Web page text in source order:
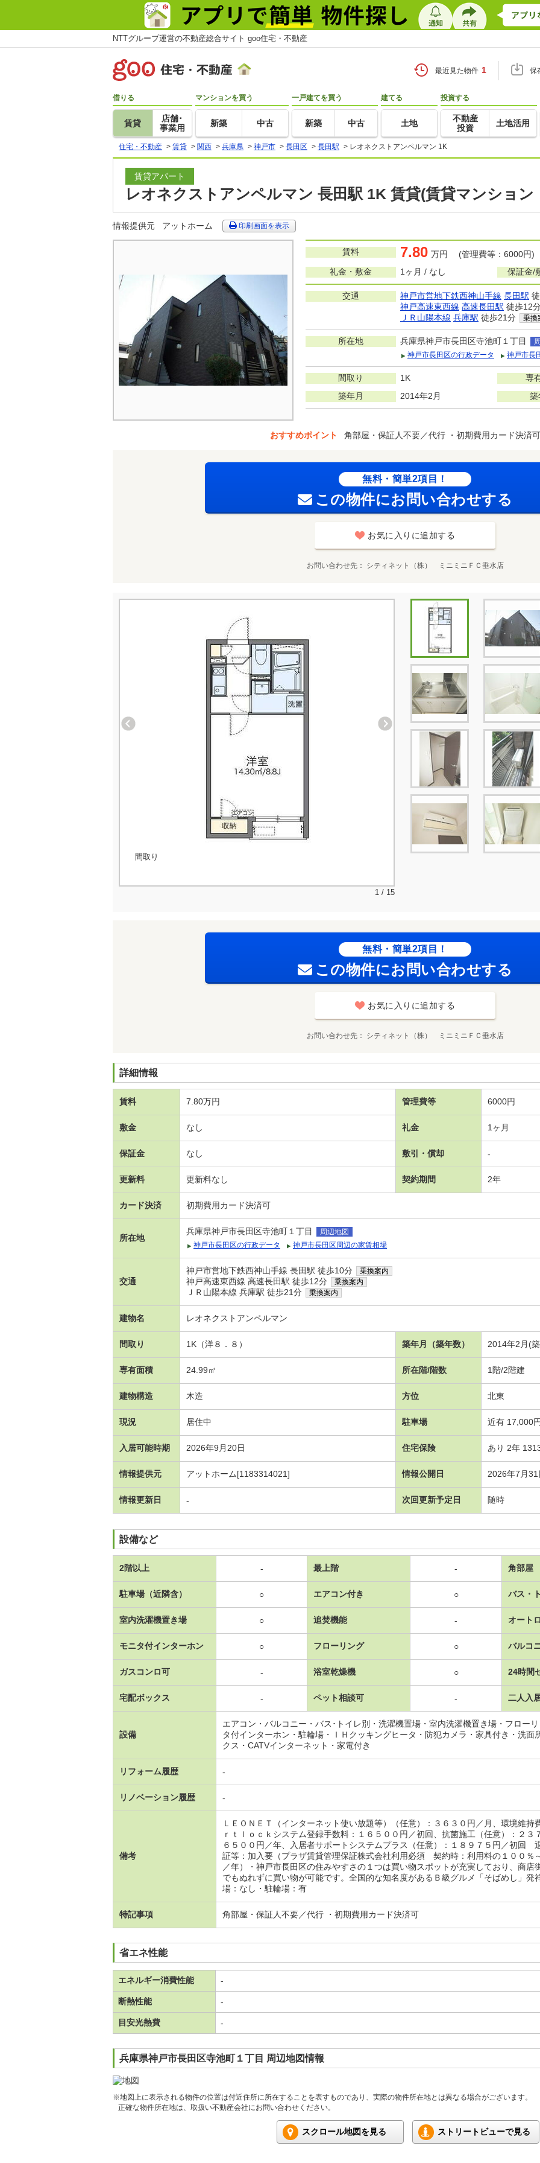
NTTグループ運営の不動産総合サイト goo住宅・不動産
最近見た物件 1 保
借りる
賃貸
店舗･
事業用
マンションを買う
新築 中古
一戸建てを買う
新築 中古
建てる
土地
投資する
不動産
投資
土地活用
住宅・不動産 > 賃貸 > 関西 > 兵庫県 > 神戸市 > 長田区 > 長田駅 > レオネクストアンペルマン 1K
賃貸アパート
レオネクストアンペルマン 長田駅 1K 賃貸(賃貸マンション
情報提供元 アットホーム 印刷画面を表示
賃料 7.80 万円 (管理費等：6000円)
礼金・敷金
1ヶ月 / なし 保証金/
交通 神戸市営地下鉄西神山手線 長田駅
神戸高速東西線 高速長田駅 徒歩12
ＪＲ山陽本線 兵庫駅 徒歩21分 乗換
所在地 兵庫県神戸市長田区寺池町１丁目
神戸市長田区の行政データ
神戸市長
間取り 1K 専
築年月 2014年2月 築
おすすめポイント 角部屋・保証人不要／代行 ・初期費用カード決済可
無料・簡単2項目！
この物件にお問い合わせする
お気に入りに追加する
お問い合わせ先 シティネット（株） ミニミニＦＣ垂水店
間取り
1 / 15
無料・簡単2項目！
この物件にお問い合わせする
お気に入りに追加する
お問い合わせ先 シティネット（株） ミニミニＦＣ垂水店
詳細情報
賃料 7.80万円 管理費等 6000円
敷金 なし 礼金 1ヶ月
保証金 なし 敷引・償却 -
更新料 更新料なし 契約期間 2年
カード決済 初期費用カード決済可
所在地
兵庫県神戸市長田区寺池町１丁目
周辺地図
神戸市長田区の行政データ
神戸市長田区周辺の家賃相場
交通
神戸市営地下鉄西神山手線 長田駅 徒歩10分 乗換案内
神戸高速東西線 高速長田駅 徒歩12分 乗換案内
ＪＲ山陽本線 兵庫駅 徒歩21分 乗換案内
建物名 レオネクストアンペルマン
間取り 1K（洋８．８） 築年月（築年数） 2014年2月(
専有面積 24.99㎡ 所在階/階数 1階/2階建
建物構造 木造 方位 北東
現況 居住中 駐車場 近有 17,000円
入居可能時期 2026年9月20日 住宅保険 あり 2年
情報提供元 アットホーム[1183314021] 情報公開日 2026年7月31
情報更新日 - 次回更新予定日 随時
設備など
2階以上 - 最上階 - 角部屋
駐車場（近隣含） ○ エアコン付き ○ バス・
室内洗濯機置き場 ○ 追焚機能 - オート
モニタ付インターホン ○ フローリング ○ バルコ
ガスコンロ可 - 浴室乾燥機 ○ 24時間
宅配ボックス - ペット相談可 - 二人入
設備
エアコン・バルコニー・バス･トイレ別・洗濯機置場・室内洗濯機置き場・フロー
タ付インターホン・駐輪場・ＩＨクッキングヒータ・防犯カメラ・家具付き・洗面
クス・CATVインターネット・家電付き
リフォーム履歴 -
リノベーション履歴 -
備考
ＬＥＯＮＥＴ（インターネット使い放題等）（任意）：３６３０円／月、環境維
ｒｔｌｏｃｋシステム登録手数料：１６５００円／初回、抗菌施工（任意）：２３
６５００円／年、入居者サポートシステムプラス（任意）：１８９７５円／初回
証等：加入要（プラザ賃貸管理保証株式会社利用必須 契約時：利用料の１００％
／年）・神戸市長田区の住みやすさの１つは買い物スポットが充実しており、商
でもぬれずに買い物が可能です。全国的な知名度があるＢ級グルメ「そばめし」発
場：なし・駐輪場：有
特記事項 角部屋・保証人不要／代行 ・初期費用カード決済可
省エネ性能
エネルギー消費性能 -
断熱性能 -
目安光熱費 -
兵庫県神戸市長田区寺池町１丁目 周辺地図情報
※地図上に表示される物件の位置は付近住所に所在することを表すものであり、実際の物件所在地とは異なる場合がございます。
正確な物件所在地は、取扱い不動産会社にお問い合わせください。
スクロール地図を見る ストリートビューで見る